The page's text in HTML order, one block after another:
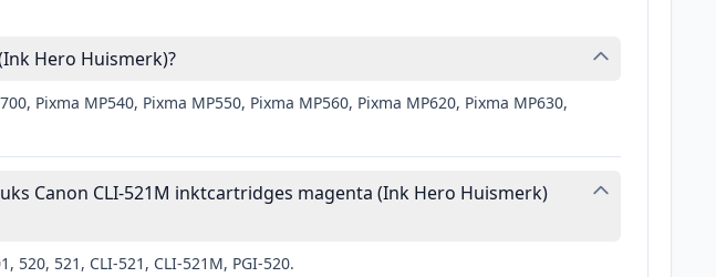
Hero Huismerk)?
Pixma MP540, Pixma MP550, Pixma MP560, Pixma MP620, Pixma MP630,
Canon CLI-521M inktcartridges magenta (Ink Hero Huismerk)
521, CLI-521, CLI-521M, PGI-520.